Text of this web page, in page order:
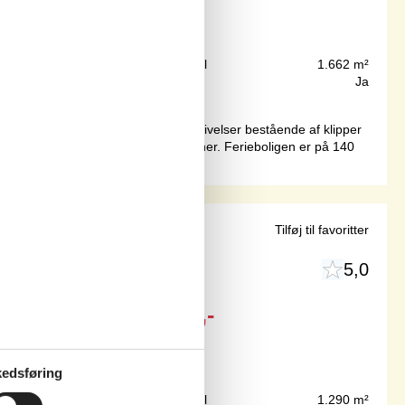
Grundareal
1.662 m²
Ja
for enden af lukket sidevej i omgivelser bestående af klipper
egner sig til 6 personer. Ferieboligen er på 140
5,0
6.664,-
Grundareal
1.290 m²
Tilføj til favoritter